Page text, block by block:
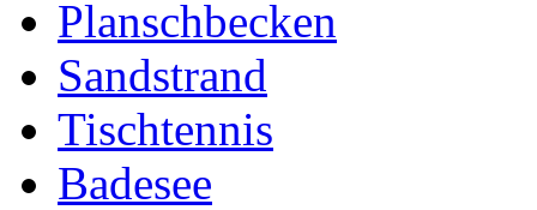
Planschbecken
Sandstrand
Tischtennis
Badesee